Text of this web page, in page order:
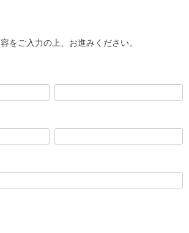
ニエ アクセサリー
音楽雑貨
ーマル 3歳・5歳・7歳の晴れの日
APS
をご入力の上、お進みください。